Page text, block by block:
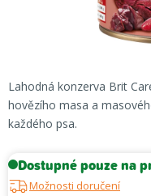
Lahodná konzerva Brit
hovězího masa a
každého psa.
Dostupné pouze na
Možnosti doručení